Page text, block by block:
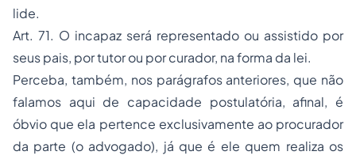
lide.
Art. 71. O incapaz será representado ou assistido por
seus pais, por tutor ou por curador, na forma da lei.
Perceba, também, nos parágrafos anteriores, que não
falamos aqui de capacidade postulatória, afinal, é
óbvio que ela pertence exclusivamente ao procurador
da parte (o advogado), já que é ele quem realiza os